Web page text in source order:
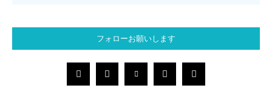
フォローお願いします